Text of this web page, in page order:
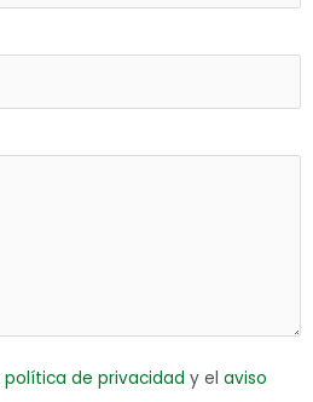
política de privacidad y el aviso